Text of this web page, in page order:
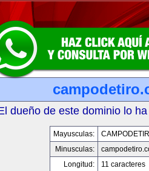
dueño de este dominio lo
Mayusculas:
Minusculas:
Longitud:
11 caracteres